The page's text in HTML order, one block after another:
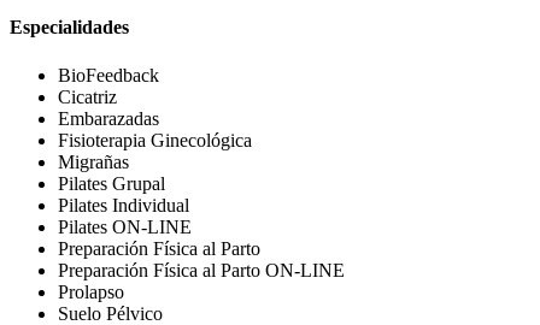
Especialidades
BioFeedback
Cicatriz
Embarazadas
Fisioterapia Ginecológica
Migrañas
Pilates Grupal
Pilates Individual
Pilates ON-LINE
Preparación Física al Parto
Preparación Física al Parto ON-LINE
Prolapso
Suelo Pélvico